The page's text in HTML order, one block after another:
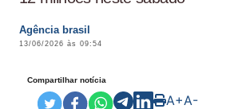
Agência brasil
13/06/2026 às 09:54
Compartilhar notícia
A+A-